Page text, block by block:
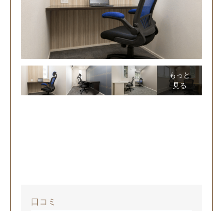
もっと
見る
口コミ